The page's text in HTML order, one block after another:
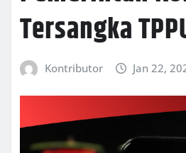
Tersangka
Kontributor Jan 22,